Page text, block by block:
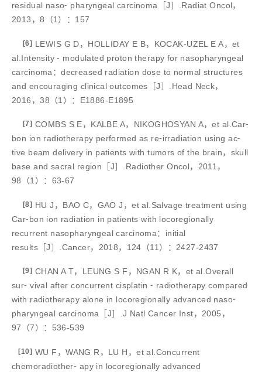
residual naso⁃ pharyngeal carcinoma［J］.Radiat Oncol，
2013，8（1）：157
[6] LEWIS G D，HOLLIDAY E B，KOCAK⁃UZEL E A，et
al.Intensity ⁃ modulated proton therapy for nasopharyngeal
carcinoma：decreased radiation dose to normal structures
and encouraging clinical outcomes［J］.Head Neck，
2016，38（1）：E1886-E1895
[7] COMBS S E，KALBE A，NIKOGHOSYAN A，et al.Car⁃
bon ion radiotherapy performed as re⁃irradiation using ac⁃
tive beam delivery in patients with tumors of the brain，skull
base and sacral region［J］.Radiother Oncol，2011，
98（1）：63-67
[8] HU J，BAO C，GAO J，et al.Salvage treatment using
Car⁃bon ion radiation in patients with locoregionally
recurrent nasopharyngeal carcinoma：initial
results［J］.Cancer，2018，124（11）：2427-2437
[9] CHAN A T，LEUNG S F，NGAN R K，et al.Overall
sur⁃ vival after concurrent cisplatin ⁃ radiotherapy compared
with radiotherapy alone in locoregionally advanced naso⁃
pharyngeal carcinoma［J］.J Natl Cancer Inst，2005，
97（7）：536-539
[10] WU F，WANG R，LU H，et al.Concurrent
chemoradiother⁃ apy in locoregionally advanced